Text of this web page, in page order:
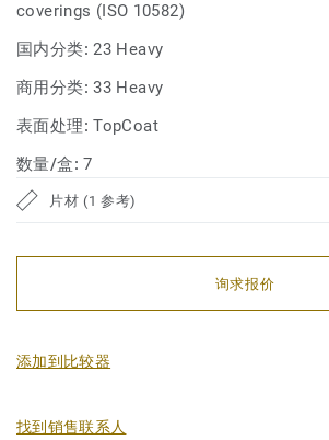
coverings (ISO 10582)
国内分类:23 Heavy
商用分类:33 Heavy
表面处理:TopCoat
数量/盒:7
片材 (1 参考)
询求报价
添加到比较器
找到销售联系人